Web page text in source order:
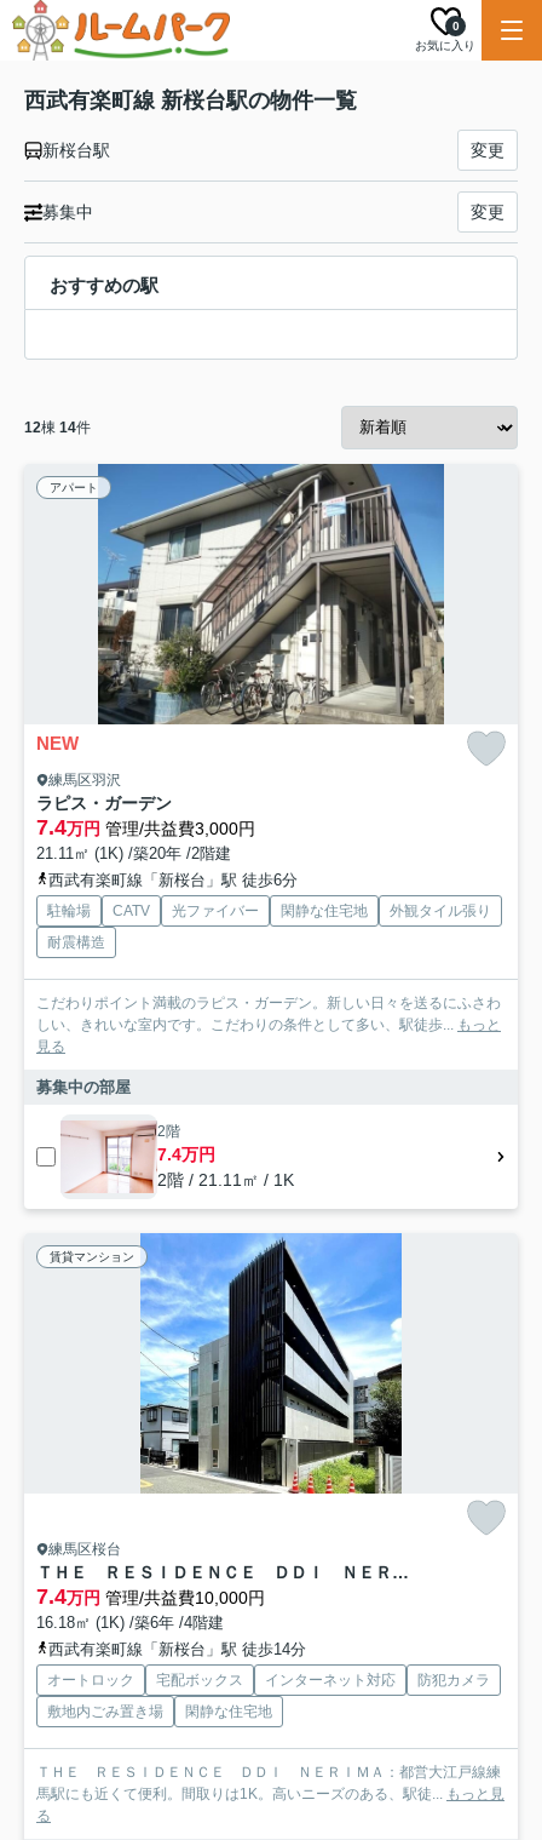
お気に入り
0
西武有楽町線 新桜台駅の物件一覧
新桜台駅 変更
募集中 変更
おすすめの駅
12棟 14件
アパート
NEW
練馬区羽沢
ラピス・ガーデン
7.4万円 管理/共益費3,000円
21.11㎡ (1K) /築20年 /2階建
西武有楽町線「新桜台」駅 徒歩6分
駐輪場 CATV 光ファイバー 閑静な住宅地
外観タイル張り
耐震構造
こだわりポイント満載のラピス・ガーデン。新しい日々を送るにふさわ
しい、きれいな室内です。こだわりの条件として多い、駅徒歩... もっと
見る
募集中の部屋
2階
7.4万円
2階 / 21.11㎡ / 1K
賃貸マンション
練馬区桜台
ＴＨＥ ＲＥＳＩＤＥＮＣＥ ＤＤＩ ＮＥＲＩＭＡ
7.4万円 管理/共益費10,000円
16.18㎡ (1K) /築6年 /4階建
西武有楽町線「新桜台」駅 徒歩14分
オートロック 宅配ボックス インターネット対応
防犯カメラ
敷地内ごみ置き場
閑静な住宅地
ＴＨＥ ＲＥＳＩＤＥＮＣＥ ＤＤＩ ＮＥＲＩＭＡ：都営大江戸線練
馬駅にも近くて便利。間取りは1K。高いニーズのある、駅徒... もっと見
る